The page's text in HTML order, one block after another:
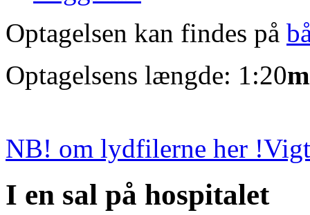
Optagelsen kan findes på
Optagelsens længde: 1:20
NB! om lydfilerne her !
I en sal på hospitalet